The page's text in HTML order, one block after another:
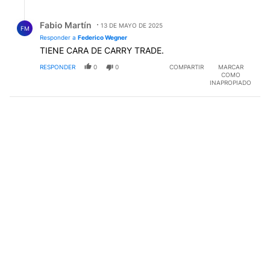
FM Fabio Martín
13 DE MAYO DE 2025
Responder a Federico Wegner
TIENE CARA DE CARRY TRADE.
RESPONDER 0 0 COMPARTIR
MARCAR
COMO
INAPROPIADO